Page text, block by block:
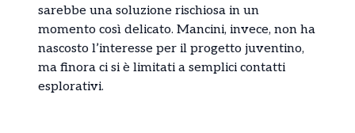
sarebbe una soluzione rischiosa in un
momento così delicato. Mancini, invece, non ha
nascosto l’interesse per il progetto juventino,
ma finora ci si è limitati a semplici contatti
esplorativi.